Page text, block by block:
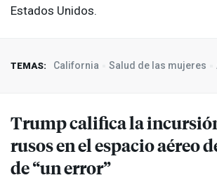
Estados Unidos.
TEMAS: California Salud de las mujeres
Trump califica la
rusos en el espacio aéreo
de “un error”